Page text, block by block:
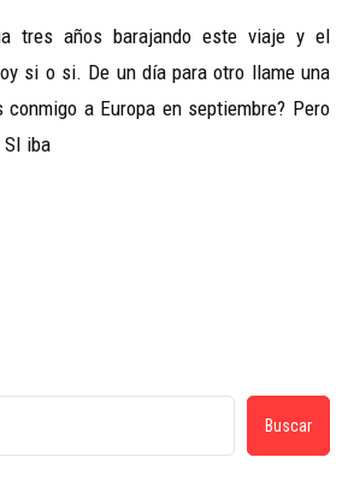
tres años barajando este viaje y el
si o si. De un día para otro llame una
a Europa en septiembre? Pero
SI iba
Buscar